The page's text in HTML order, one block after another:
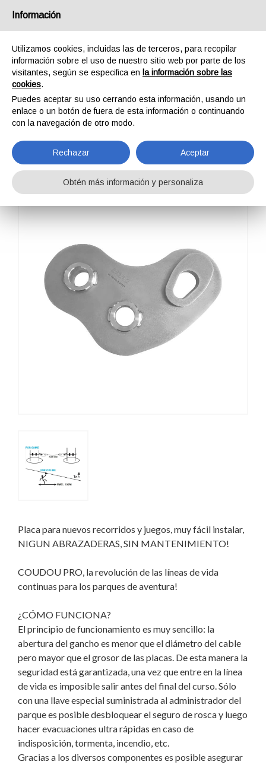
ZAZA2 PBJ2
Placa para nuevos recorridos y juegos, muy fácil instalar,
NIGUN ABRAZADERAS, SIN MANTENIMIENTO!
COUDOU PRO, la revolución de las líneas de vida
continuas para los parques de aventura!
¿CÓMO FUNCIONA?
El principio de funcionamiento es muy sencillo: la
abertura del gancho es menor que el diámetro del cable
pero mayor que el grosor de las placas. De esta manera la
seguridad está garantizada, una vez que entre en la línea
de vida es imposible salir antes del final del curso. Sólo
con una llave especial suministrada al administrador del
parque es posible desbloquear el seguro de rosca y luego
hacer evacuaciones ultra rápidas en caso de
indisposición, tormenta, incendio, etc.
Gracias a los diversos componentes es posible asegurar
Información
Utilizamos cookies, incluidas las de terceros, para recopilar
información sobre el uso de nuestro sitio web por parte de los
visitantes, según se especifica en la información sobre las
cookies.
Puedes aceptar su uso cerrando esta información, usando un
enlace o un botón de fuera de esta información o continuando
con la navegación de otro modo.
Rechazar Aceptar
Obtén más información y personaliza